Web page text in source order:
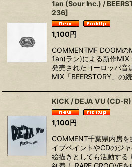
1an (Sour Inc.) /
236]
1,100円
COMMENTMF DOOMの
1an(ラン)による新作MIX
発売されたヨーロッパ音
MIX「BEERSTORY」の
KICK / DEJA VU (CD-R)
1,100円
COMMENT千葉県内房を
イブペイントやCDのジャ
絵描きとしても活動する
到着！ RARE GROOVE